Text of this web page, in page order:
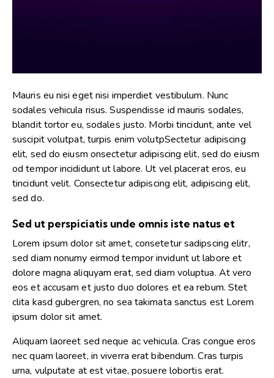
Mauris eu nisi eget nisi imperdiet vestibulum. Nunc
sodales vehicula risus. Suspendisse id mauris sodales,
blandit tortor eu, sodales justo. Morbi tincidunt, ante vel
suscipit volutpat, turpis enim volutpSectetur adipiscing
elit, sed do eiusm onsectetur adipiscing elit, sed do eiusm
od tempor incididunt ut labore. Ut vel placerat eros, eu
tincidunt velit. Consectetur adipiscing elit, adipiscing elit,
sed do.
Sed ut perspiciatis unde omnis iste natus et
Lorem ipsum dolor sit amet, consetetur sadipscing elitr,
sed diam nonumy eirmod tempor invidunt ut labore et
dolore magna aliquyam erat, sed diam voluptua. At vero
eos et accusam et justo duo dolores et ea rebum. Stet
clita kasd gubergren, no sea takimata sanctus est Lorem
ipsum dolor sit amet.
Aliquam laoreet sed neque ac vehicula. Cras congue eros
nec quam laoreet, in viverra erat bibendum. Cras turpis
urna, vulputate at est vitae, posuere lobortis erat.